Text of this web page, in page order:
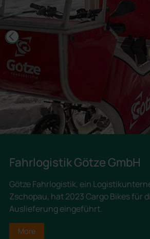
Fahrlogistik Götze GmbH
Götze Fahrlogistik, ein
Zschopau, hat 2023 Cargo Bikes für
Auslieferung eingeführt.
More